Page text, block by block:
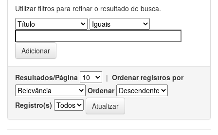
Utilizar filtros para refinar o resultado de busca.
Resultados/Página | Ordenar registros por
Ordenar
Registro(s)